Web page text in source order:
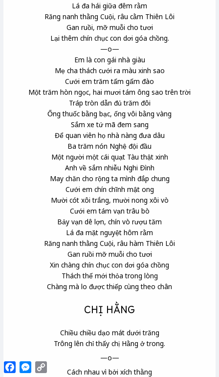
Lá đa hái giữa đêm rằm
Răng nanh thằng Cuội, râu cằm Thiên Lôi
Gan ruồi, mỡ muỗi cho tươi
Lại thêm chín chục con dơi góa chồng.
—o—
Em là con gái nhà giàu
Mẹ cha thách cưới ra màu xinh sao
Cưới em trăm tấm gấm đào
Một trăm hòn ngọc, hai mươi tám ông sao trên trời
Tráp tròn dẫn đủ trăm đôi
Ống thuốc bằng bạc, ống vôi bằng vàng
Sắm xe tứ mã đem sang
Để quan viên họ nhà nàng đưa dâu
Ba trăm nón Nghệ đội đầu
Một người một cái quạt Tàu thật xinh
Anh về sắm nhiễu Nghi Ðình
May chăn cho rộng ta mình đắp chung
Cưới em chín chĩnh mật ong
Mười cótxôi trắng, mười nong xôi vò
Cưới em tám vạn trâu bò
Bảy vạn dê lợn, chín vò rượu tăm
Lá đa mặt nguyệt hôm rằm
Răng nanh thằng Cuội, râu hàm Thiên Lôi
Gan ruồi mỡ muỗi cho tươi
Xin chàng chín chục con dơi góa chồng
Thách thế mới thỏa trong lòng
Chàng mà lo được thiếp cùng theo chân
CHỊ HẰNG
Chiều chiều dạo mát dưới trăng
Trông lên chỉ thấy chị Hằng ở trong.
—o—
Cách nhau vì bởi xích thằng
FacebookMessenger